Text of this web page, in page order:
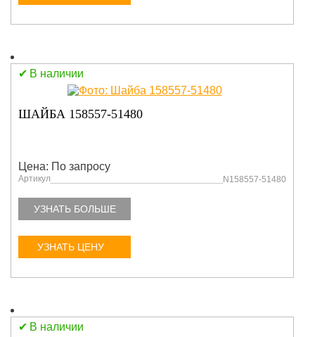
В наличии
ШАЙБА 158557-51480
Цена: По запросу
Артикул N158557-51480
УЗНАТЬ БОЛЬШЕ
УЗНАТЬ ЦЕНУ
В наличии